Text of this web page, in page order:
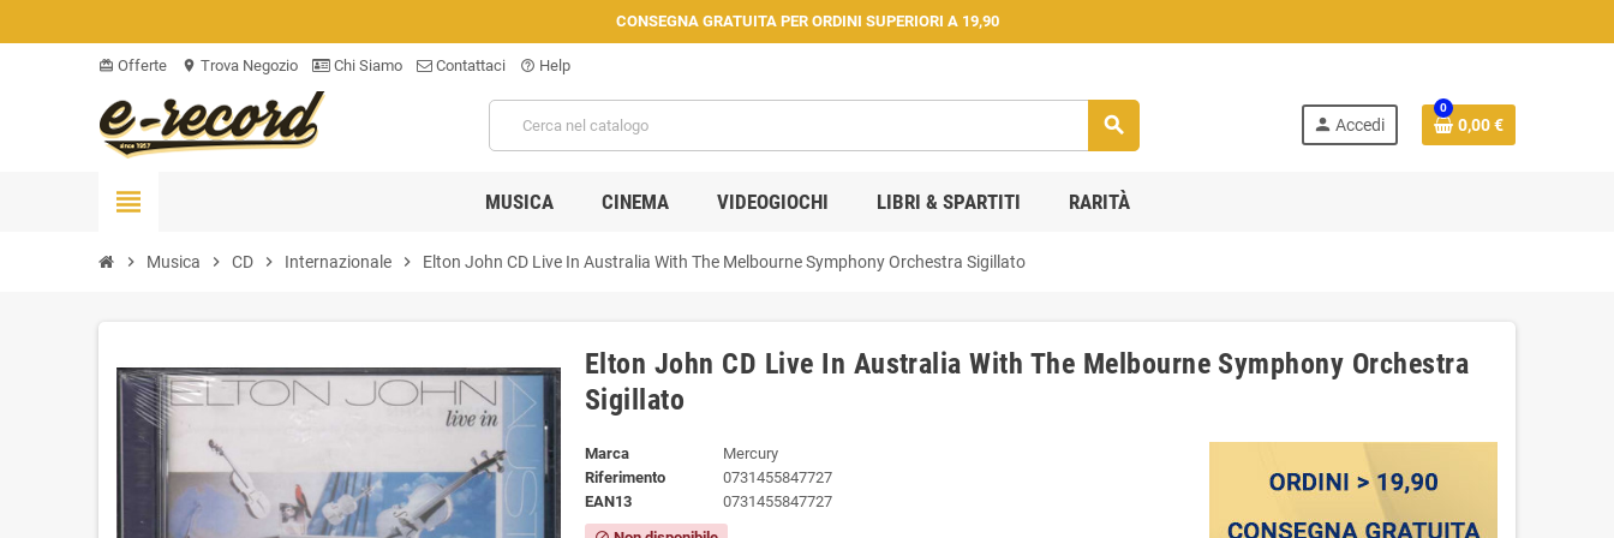
CONSEGNA GRATUITA PER ORDINI SUPERIORI A 19,90
card_giftcard Offerte location_on Trova Negozio Chi Siamo Contattaci help_outline Help
search person Accedi
0
0,00 €
view_headline MUSICA CINEMA VIDEOGIOCHI LIBRI & SPARTITI RARITÀ
chevron_right Musica chevron_right CD chevron_right Internazionale chevron_right Elton John ‎CD Live In Australia With The Melbourne Symphony Orchestra Sigillato
Elton John ‎CD Live In Australia With The Melbourne Symphony Orchestra
Sigillato
Marca
Mercury ‎
Riferimento
0731455847727
EAN13
0731455847727